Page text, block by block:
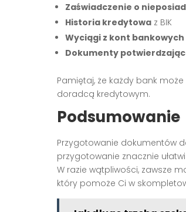
Zaświadczenie o
Historia kredytowa z BIK
Wyciągi z kont bankowych
Dokumenty
Pamiętaj, że każdy bank
doradcą kredytowym.
Podsumowanie
Przygotowanie dokumentów
przygotowanie znacznie
W razie wątpliwości, zawsze
który pomoże Ci w